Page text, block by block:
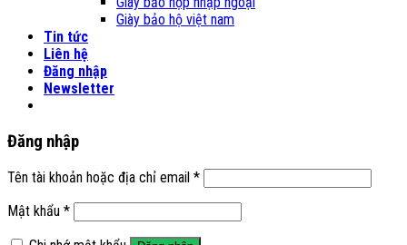
Giày bảo hộ việt nam
Tin tức
Liên hệ
Đăng nhập
Newsletter
Đăng nhập
Tên tài khoản hoặc địa chỉ email *
Mật khẩu *